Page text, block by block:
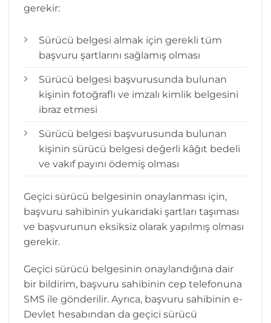
gerekir:
Sürücü belgesi almak için gerekli tüm
başvuru şartlarını sağlamış olması
Sürücü belgesi başvurusunda bulunan
kişinin fotoğraflı ve imzalı kimlik belgesini
ibraz etmesi
Sürücü belgesi başvurusunda bulunan
kişinin sürücü belgesi değerli kâğıt bedeli
ve vakıf payını ödemiş olması
Geçici sürücü belgesinin onaylanması için,
başvuru sahibinin yukarıdaki şartları taşıması
ve başvurunun eksiksiz olarak yapılmış olması
gerekir.
Geçici sürücü belgesinin onaylandığına dair
bir bildirim, başvuru sahibinin cep telefonuna
SMS ile gönderilir. Ayrıca, başvuru sahibinin e-
Devlet hesabından da geçici sürücü